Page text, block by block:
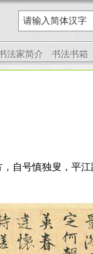
法家简介 书法书箱
，自号慎独叟，平